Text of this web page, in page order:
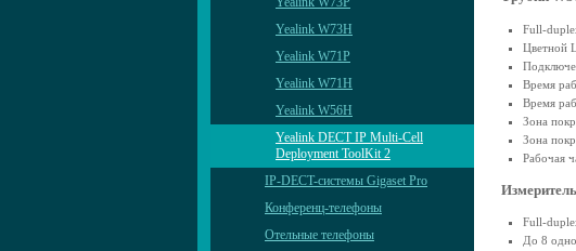
Yealink W73H
Yealink W71P
Yealink W71H
Yealink W56H
Yealink DECT IP Multi-Cell
Deployment ToolKit 2
IP-DECT-системы Gigaset Pro
Конференц-телефоны
Отельные телефоны
Full-
Цветной
Время
Время
Зона
Зона
Рабочая
Full-
До 8